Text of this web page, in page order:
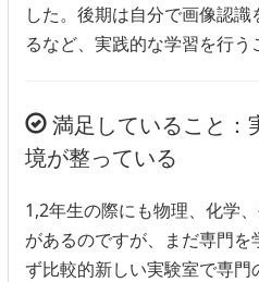
した。後期は自分で画像認
るなど、実践的な学習を行う
満足していること：
境が整っている
1,2年生の際にも物理、化学
があるのですが、まだ専門
ず比較的新しい実験室で専門